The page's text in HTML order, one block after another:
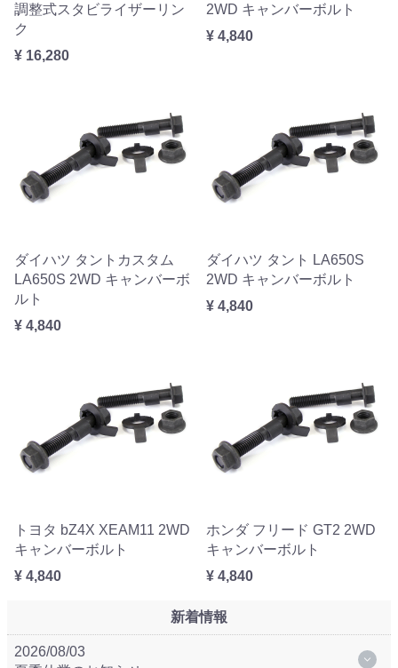
調整式スタビライザーリン
ク
¥ 16,280
2WD キャンバーボルト
¥ 4,840
ダイハツ タントカスタム
LA650S 2WD キャンバーボ
ルト
¥ 4,840
ダイハツ タント LA650S
2WD キャンバーボルト
¥ 4,840
トヨタ bZ4X XEAM11 2WD
キャンバーボルト
¥ 4,840
ホンダ フリード GT2 2WD
キャンバーボルト
¥ 4,840
新着情報
2026/08/03